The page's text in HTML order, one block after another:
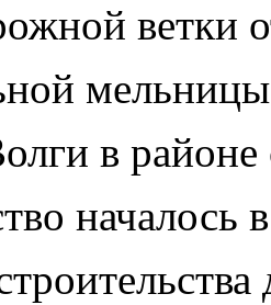
ветки
в
началось